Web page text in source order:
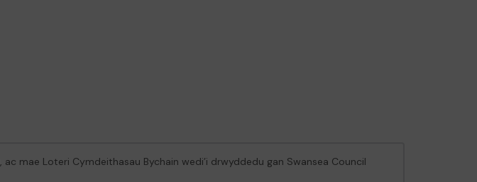
, ac mae Loteri Cymdeithasau Bychain wedi’i drwyddedu gan Swansea Council